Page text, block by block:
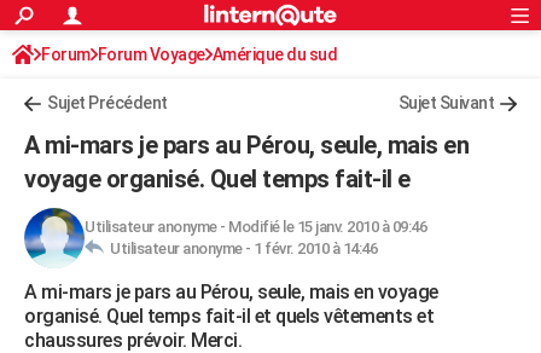
ACTUALITÉS
Politique
Société
Faits Divers
Education
Monde
Villes
+
FINANCE
Retraite
Impôts
Epargne
Immobilier
Risques naturels par ville
Banque
Assurance
Crédit
AUTO
Essais
Réserver un essai
Citadines
Berlines
SUV
Forum auto
HIGH-TECH
Mobiles
Meilleur smartphone
Internet
Ordinateurs
Jeux vidéo
Guide high-tech
+BRICOLAGE
S'inscrire
Connexion
Forum Forum Voyage Amérique du sud
Sujet Précédent Sujet Suivant
A mi-mars je pars au Pérou, seule, mais en
voyage organisé. Quel temps fait-il e
Utilisateur anonyme- Modifié le 15 janv. 2010 à 09:46
Utilisateur anonyme - 1 févr. 2010 à 14:46
A mi-mars je pars au Pérou, seule, mais en voyage
organisé. Quel temps fait-il et quels vêtements et
chaussures prévoir. Merci.